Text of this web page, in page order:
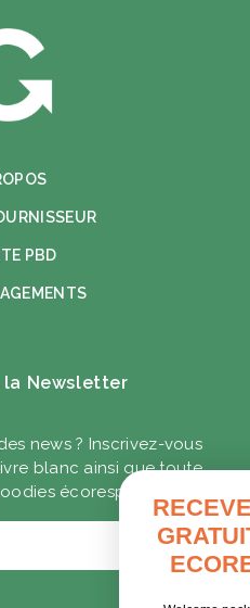
PBD
la Newsletter
news ? Inscrivez-vous
blanc ainsi que toute
écoresponsables.
VOTRE
DES